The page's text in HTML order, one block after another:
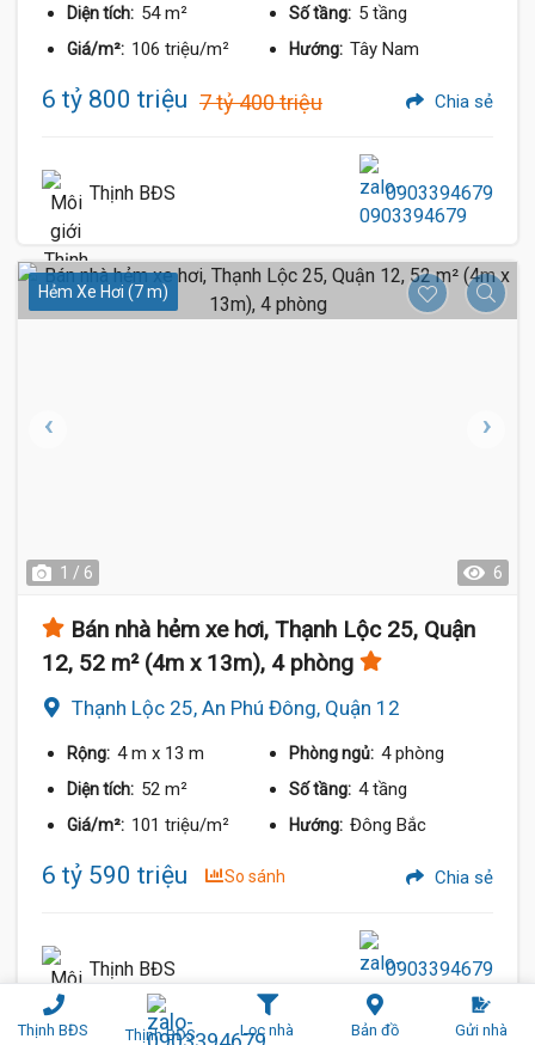
Thịnh BĐS Thịnh BĐS Lọc nhà Bản đồ Gửi nhà
Diện tích: 54 m² Số tầng: 5 tầng
Giá/m²: 106 triệu/m² Hướng: Tây Nam
6 tỷ 800 triệu 7 tỷ 400 triệu Chia sẻ
Thịnh BĐS 0903394679
Hẻm Xe Hơi (7 m)
1 / 6 6
Bán nhà hẻm xe hơi, Thạnh Lộc 25, Quận
12, 52 m² (4m x 13m), 4 phòng
Thạnh Lộc 25, An Phú Đông, Quận 12
Rộng: 4 m x 13 m Phòng ngủ: 4 phòng
Diện tích: 52 m² Số tầng: 4 tầng
Giá/m²: 101 triệu/m² Hướng: Đông Bắc
6 tỷ 590 triệu So sánh Chia sẻ
Thịnh BĐS 0903394679